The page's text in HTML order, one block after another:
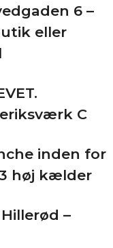
6 –
eller
C
inden for
høj kælder
–